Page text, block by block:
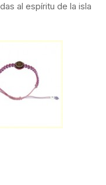
al espíritu de la isla